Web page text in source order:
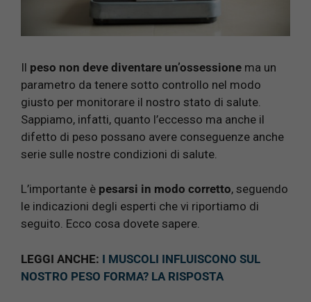
Il peso non deve diventare un’ossessione ma un
parametro da tenere sotto controllo nel modo
giusto per monitorare il nostro stato di salute.
Sappiamo, infatti, quanto l’eccesso ma anche il
difetto di peso possano avere conseguenze anche
serie sulle nostre condizioni di salute.
L’importante è pesarsi in modo corretto, seguendo
le indicazioni degli esperti che vi riportiamo di
seguito. Ecco cosa dovete sapere.
LEGGI ANCHE: I MUSCOLI INFLUISCONO SUL
NOSTRO PESO FORMA? LA RISPOSTA